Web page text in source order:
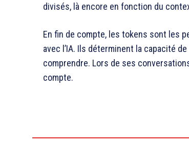
divisés, là encore en fonction du
En fin de compte, les tokens sont les
avec l’IA. Ils déterminent la capacité
comprendre. Lors de ses
compte.